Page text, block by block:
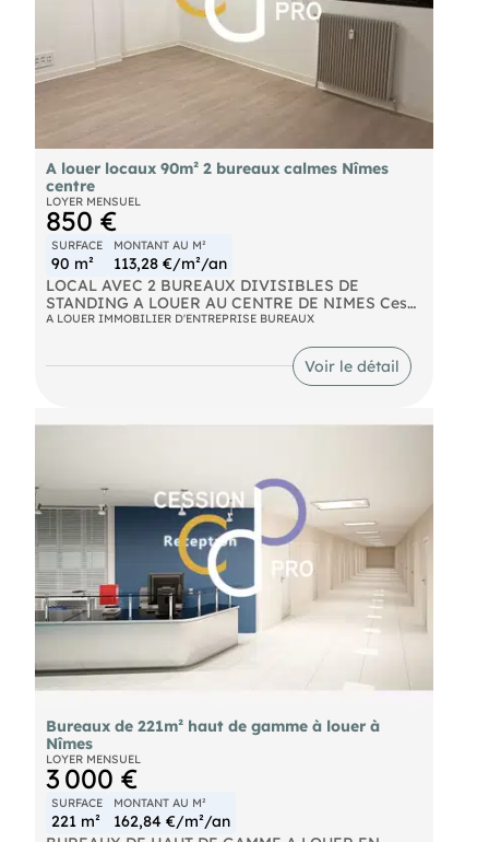
A louer locaux 90m² 2 bureaux calmes Nîmes
centre
LOYER MENSUEL
850 €
SURFACE
90 m²
MONTANT AU M²
113,28 €/m²/an
LOCAL AVEC 2 BUREAUX DIVISIBLES DE
STANDING A LOUER AU CENTRE DE NIMES Ces
magnifiques locaux sont idéalement situés à
Quartier très prisé car calme, proche du centre-
ville, de ses commerces et des parkings
souterrains, parfait pour association ou
interlocuteurs, offrant tous les critères pour
climatisation, ménage des parties communes… et
centrale d'impression numérique ! Superficie totale
de 90 m² : bureaux de 16 + 18 m², salle de réunion
de 12 m², accueil, kitchenette, toilettes PMR. Loyer
mensuel : 850 € pour l'ensemble, non soumis à la
TVA Charges mensuelles : 280 € pour l'ensemble.
Honoraires d’agence à la charge du preneur de 3
060 € hors taxes, soit 10% du loyer triennal.
A LOUER IMMOBILIER D'ENTREPRISE BUREAUX
Voir le détail
Bureaux de 221m² haut de gamme à louer à
Nîmes
LOYER MENSUEL
3 000 €
SURFACE
221 m²
MONTANT AU M²
162,84 €/m²/an